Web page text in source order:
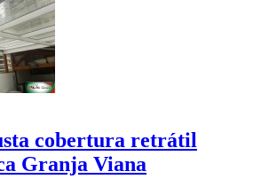
cobertura retrátil
Granja Viana